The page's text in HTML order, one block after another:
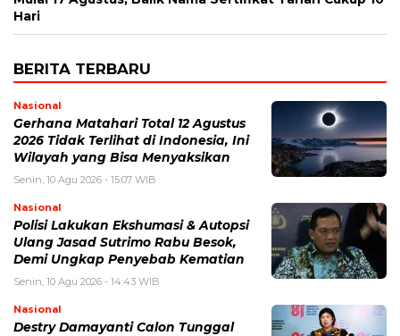
Hari
BERITA TERBARU
Nasional
Gerhana Matahari Total 12 Agustus
2026 Tidak Terlihat di Indonesia, Ini
Wilayah yang Bisa Menyaksikan
Senin, 10 Agu 2026 - 15:07 WIB
Nasional
Polisi Lakukan Ekshumasi & Autopsi
Ulang Jasad Sutrimo Rabu Besok,
Demi Ungkap Penyebab Kematian
Senin, 10 Agu 2026 - 14:43 WIB
Nasional
Destry Damayanti Calon Tunggal